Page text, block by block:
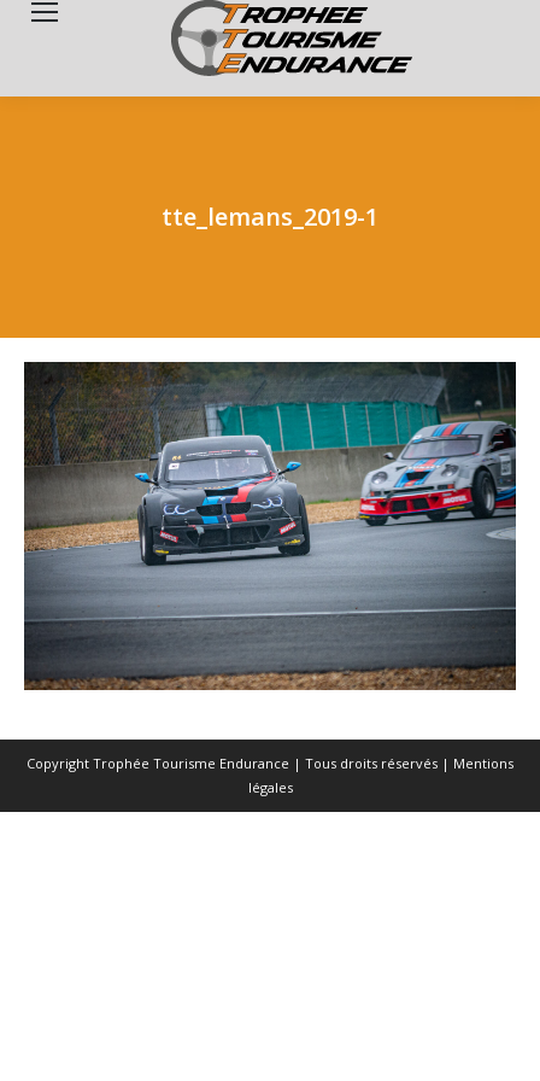
tte_lemans_2019-1
Copyright Trophée Tourisme Endurance | Tous droits réservés | Mentions
légales